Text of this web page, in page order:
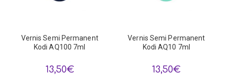
Vernis Semi Permanent
Kodi AQ100 7ml
13,50€
Vernis Semi Permanent
Kodi AQ10 7ml
13,50€